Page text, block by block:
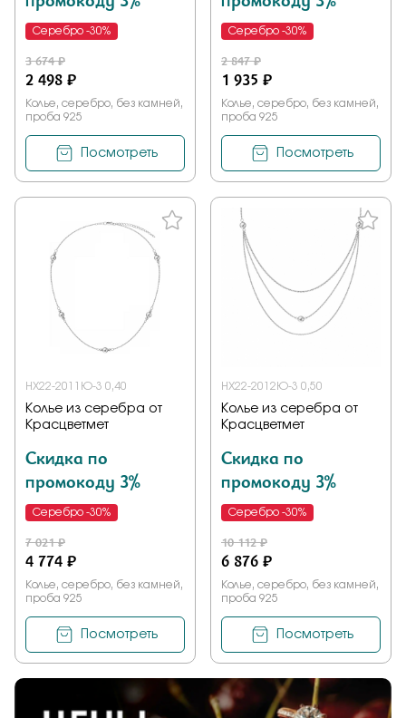
Серебро -30%
3 674 ₽
2 498 ₽
Колье, серебро, без камней,
проба 925
Посмотреть
Серебро -30%
2 847 ₽
1 935 ₽
Колье, серебро, без камней,
проба 925
Посмотреть
НХ22-2011Ю-3 0,40
Колье из серебра от
Красцветмет
Скидка по
промокоду 3%
Серебро -30%
7 021 ₽
4 774 ₽
Колье, серебро, без камней,
проба 925
Посмотреть
НХ22-2012Ю-3 0,50
Колье из серебра от
Красцветмет
Скидка по
промокоду 3%
Серебро -30%
10 112 ₽
6 876 ₽
Колье, серебро, без камней,
проба 925
Посмотреть